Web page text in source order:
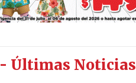
- Últimas Noticias